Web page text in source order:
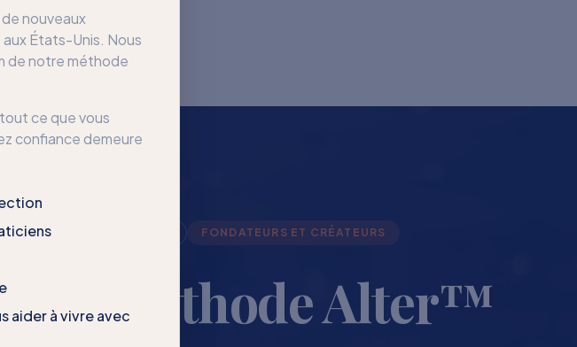
nouveaux
États-Unis. Nous
de notre méthode
ce que vous
confiance demeure
aider à vivre avec
FONDATEURS ET CRÉATEURS
La Méthode Alter™